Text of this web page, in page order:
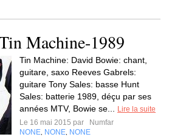
Machine-1989
Tin Machine: David Bowie: chant,
guitare, saxo Reeves Gabrels:
guitare Tony Sales: basse Hunt
Sales: batterie 1989, déçu par ses
années MTV, Bowie se...
Lire la suite
Le 16 mai 2015 par
Numfar
NONE NONE NONE